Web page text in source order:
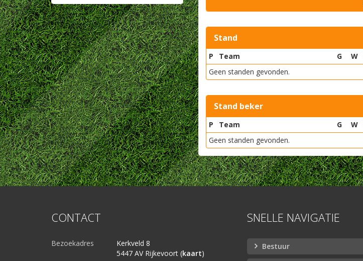
Stand
P Team G W
Geen standen gevonden.
Stand beker
P Team G W
Geen standen gevonden.
CONTACT
Bezoekadres
Kerkveld 8
5447 AV Rijkevoort (kaart)
SNELLE NAVIGATIE
Bestuur